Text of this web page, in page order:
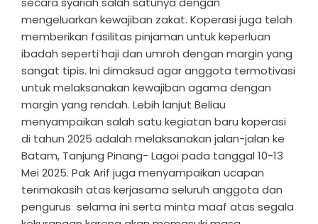
mengeluarkan kewajiban zakat. Koperasi juga telah
memberikan fasilitas pinjaman untuk keperluan
ibadah seperti haji dan umroh dengan margin yang
sangat tipis. Ini dimaksud agar anggota termotivasi
untuk melaksanakan kewajiban agama dengan
margin yang rendah. Lebih lanjut Beliau
menyampaikan salah satu kegiatan baru koperasi
di tahun 2025 adalah melaksanakan jalan-jalan ke
Batam, Tanjung Pinang- Lagoi pada tanggal 10-13
Mei 2025. Pak Arif juga menyampaikan ucapan
terimakasih atas kerjasama seluruh anggota dan
pengurus selama ini serta minta maaf atas segala